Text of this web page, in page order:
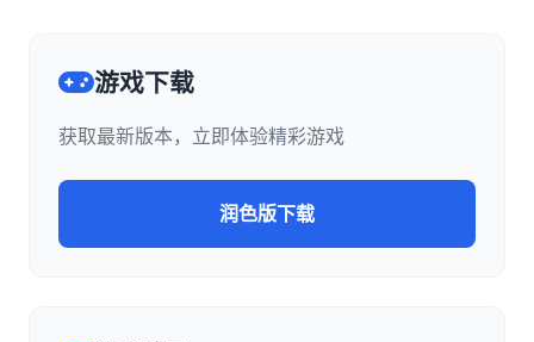
游戏下载
获取最新版本，立即体验精彩游戏
润色版下载